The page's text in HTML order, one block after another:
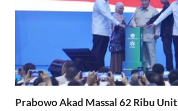
Prabowo Akad Massal 62 Ribu